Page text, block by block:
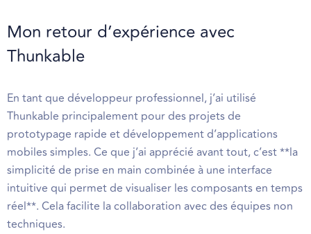
Mon retour d’expérience avec
Thunkable
En tant que développeur professionnel, j’ai utilisé
Thunkable principalement pour des projets de
prototypage rapide et développement d’applications
mobiles simples. Ce que j’ai apprécié avant tout, c’est **la
simplicité de prise en main combinée à une interface
intuitive qui permet de visualiser les composants en temps
réel**. Cela facilite la collaboration avec des équipes non
techniques.